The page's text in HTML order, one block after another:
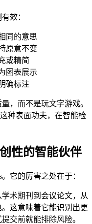
效：
同的意思
原意不变
或精简
图表展示
确标注
，而不是玩文字游戏。
种表面功夫，在智能检
性的智能伙伴
它的厉害之处在于：
术期刊到会议论文，从
这意味着它能识别出更
交前就能排除风险。